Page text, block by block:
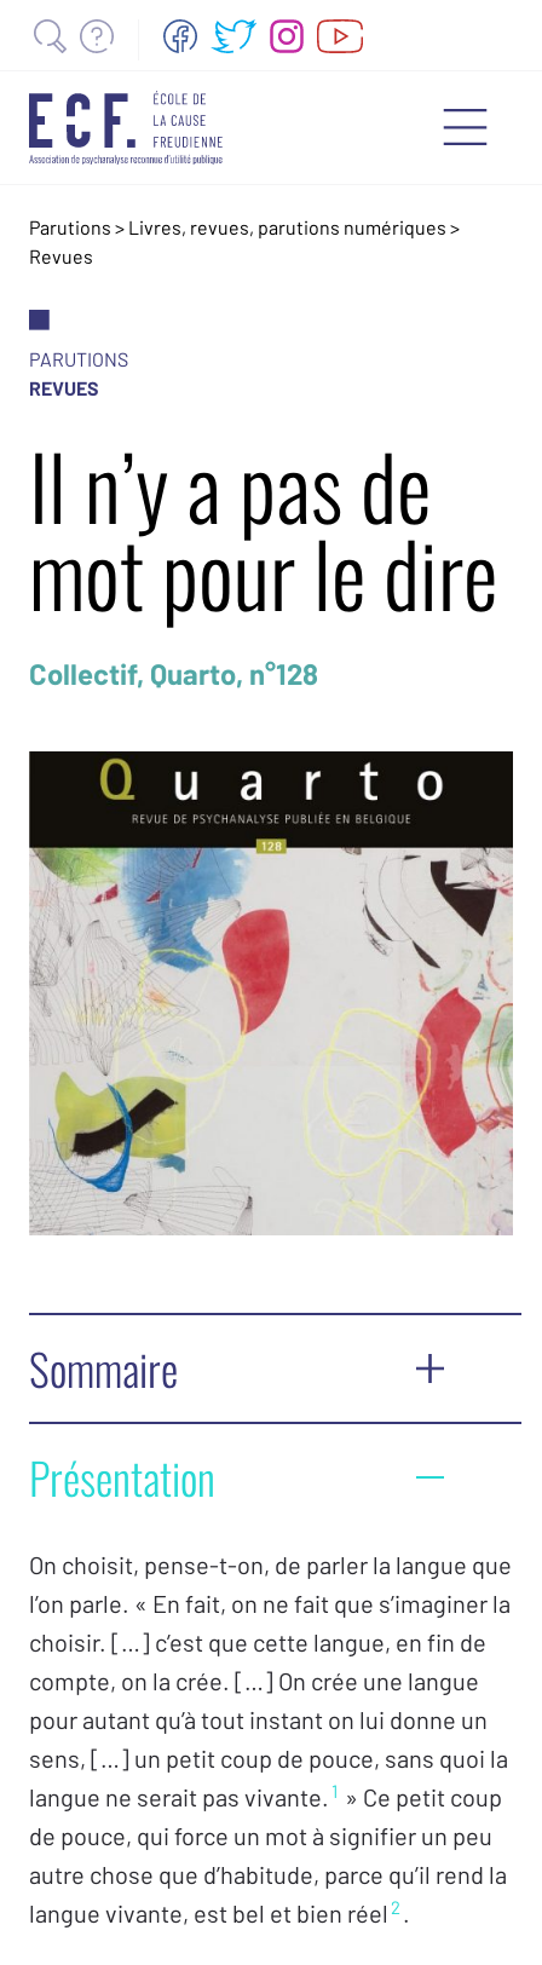
Parutions > Livres, revues, parutions numériques >
Revues
PARUTIONS
REVUES
Il n’y a pas de
mot pour le dire
Collectif, Quarto, n°128
Sommaire
Éditorial
Monique Kusnierek
Le fake ­– Question d’École 2021
Introduction – Laurent Dupont
D’un discours qui contre le fake –Anaëlle
Lebovits-Quenehen
Échanges avecÉric Zuliani
« Faire vrai » –Victoria Horne Reinoso
Échanges avecGuy Briole
Parler à l’heure du fake –Francesca Biagi-Chai
Échanges avecAngèle Terrier
Décolle-ment ? –Guy Poblome
Présentation
On choisit, pense-t-on, de parler la langue que
l’on parle. « En fait, on ne fait que s’imaginer la
choisir. […] c’est que cette langue, en fin de
compte, on la crée. […] On crée une langue
pour autant qu’à tout instant on lui donne un
sens, […] un petit coup de pouce, sans quoi la
langue ne serait pas vivante. 1 » Ce petit coup
de pouce, qui force un mot à signifier un peu
autre chose que d’habitude, parce qu’il rend la
langue vivante, est bel et bien réel 2 .